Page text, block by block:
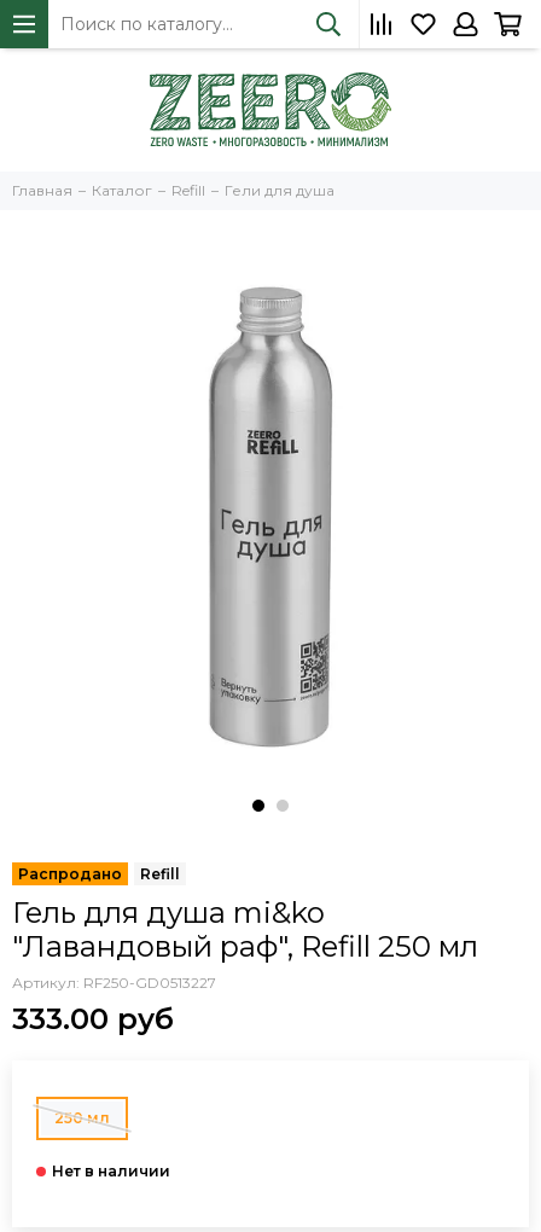
Главная Каталог Refill Гели для душа
Гель для душа mi&ko
"Лавандовый раф", Refill 250 мл
Артикул: RF250-GD0513227
333.00 руб
250 мл